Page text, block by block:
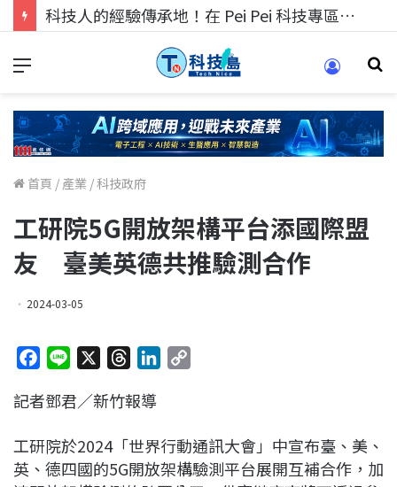
科技人的經驗傳承地！在 Pei Pei 科技專區，與學弟妹交流最硬核的技術
首頁 / 產業 /科技政府
工研院5G開放架構平台添國際盟
友 臺美英德共推驗測合作
2024-03-05
c
b
o
n
r
a
d
e
d
L
i
記者鄧君／新竹報導
工研院於2024「世界行動通訊大會」中宣布臺、美、
英、德四國的5G開放架構驗測平台展開互補合作，加